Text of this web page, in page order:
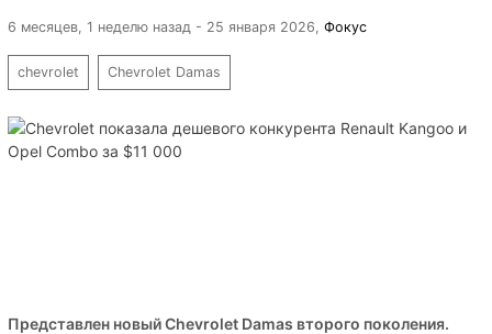
6 месяцев, 1 неделю назад - 25 января 2026 Фокус
chevrolet Chevrolet Damas
Представлен новый Chevrolet Damas второго поколения.